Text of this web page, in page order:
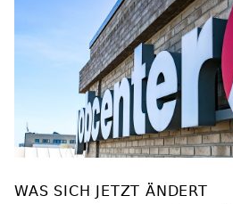
WAS SICH JETZT ÄNDERT